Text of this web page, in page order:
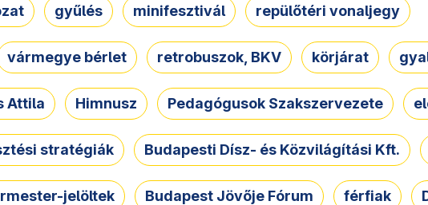
gyűlés minifesztivál repülőtéri vonaljegy
vármegye bérlet retrobuszok, BKV körjárat
Attila Himnusz Pedagógusok Szakszervezete
stratégiák Budapesti Dísz- és Közvilágítási Kft.
jelöltek Budapest Jövője Fórum férfiak